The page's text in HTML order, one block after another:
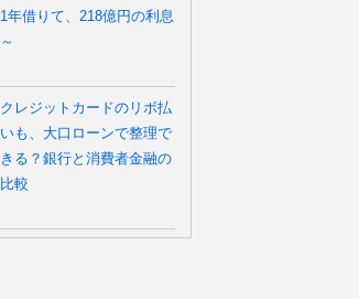
1年借りて、218億円の利息
～
クレジットカードのリボ払
いも、大口ローンで整理で
きる？銀行と消費者金融の
比較